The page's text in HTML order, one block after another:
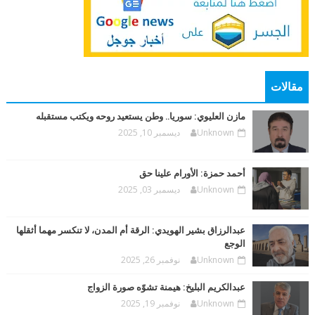
مقالات
مازن العليوي: سوريا.. وطن يستعيد روحه ويكتب مستقبله
Unknown ديسمبر 10, 2025
أحمد حمزة: الأورام علينا حق
Unknown ديسمبر 03, 2025
عبدالرزاق بشير الهويدي: الرقة أم المدن، لا تنكسر مهما أثقلها
الوجع
Unknown نوفمبر 26, 2025
عبدالكريم البليخ: هيمنة تشوّه صورة الزواج
Unknown نوفمبر 19, 2025